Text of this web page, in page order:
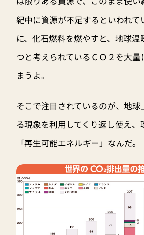
紀中に資源が不足するといわれて
に、化石燃料を燃やすと、地球温
つと考えられているＣＯ２を大量
まうよ。
そこで注目されているのが、地球
る現象を利用してくり返し使え、
「再生可能エネルギー」なんだ。